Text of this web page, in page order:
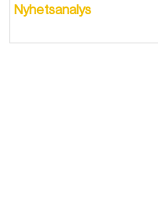
Nyhetsanalys